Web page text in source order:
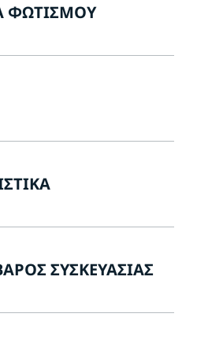
ΦΩΤΙΣΜΟΎ
ΣΥΣΚΕΥΑΣΊΑΣ